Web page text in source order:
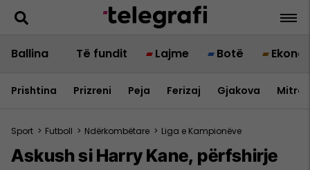
Ballina Të fundit Lajme Botë
Prishtina Prizreni Peja Ferizaj Gjakova
Sport > Futboll > Ndërkombëtare > Liga e Kampionëve
Askush si Harry Kane, përfshirje